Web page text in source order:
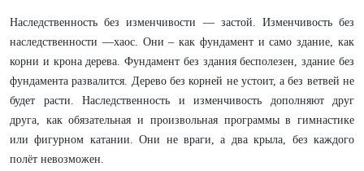
Наследственность без изменчивости — застой. Изменчивость без
наследственности —хаос. Они – как фундамент и само здание, как
корни и крона дерева. Фундамент без здания бесполезен, здание без
фундамента развалится. Дерево без корней не устоит, а без ветвей не
будет расти. Наследственность и изменчивость дополняют друг
друга, как обязательная и произвольная программы в гимнастике
или фигурном катании. Они не враги, а два крыла, без каждого
полёт невозможен.